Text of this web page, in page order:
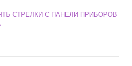
СТРЕЛКИ С ПАНЕЛИ ПРИБОРОВ